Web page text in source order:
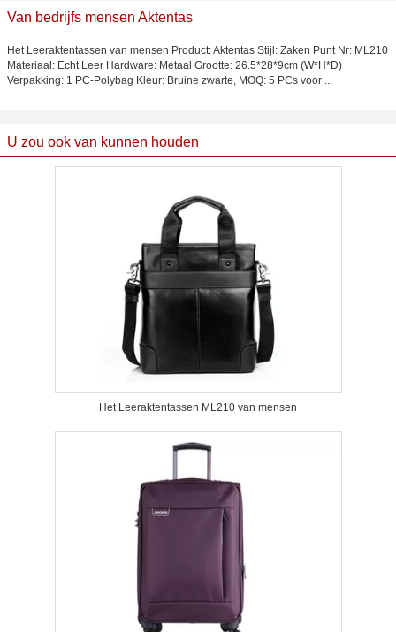
Van bedrijfs mensen Aktentas
Het Leeraktentassen van mensen Product: Aktentas Stijl: Zaken Punt Nr: ML210
Materiaal: Echt Leer Hardware: Metaal Grootte: 26.5*28*9cm (W*H*D)
Verpakking: 1 PC-Polybag Kleur: Bruine zwarte, MOQ: 5 PCs voor ...
U zou ook van kunnen houden
Het Leeraktentassen ML210 van mensen